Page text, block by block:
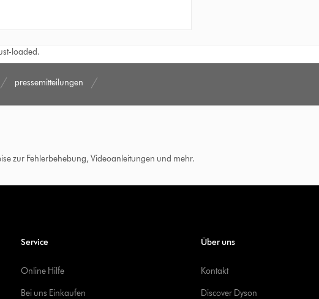
loaded.
pressemitteilungen
zur Fehlerbehebung, Videoanleitungen und mehr.
Service
Online Hilfe
Bei uns Einkaufen
Über uns
Kontakt
Discover Dyson